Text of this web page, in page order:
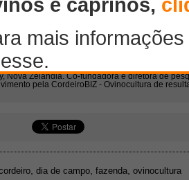
autor desse conteúdo:
Martins Almeida
e mestranda em melhoramento genético
Nova Zelândia. Co-fundadora e diretora de
pela CordeiroBIZ - Ovinocultura de
dia de campo fazenda ovinocultura